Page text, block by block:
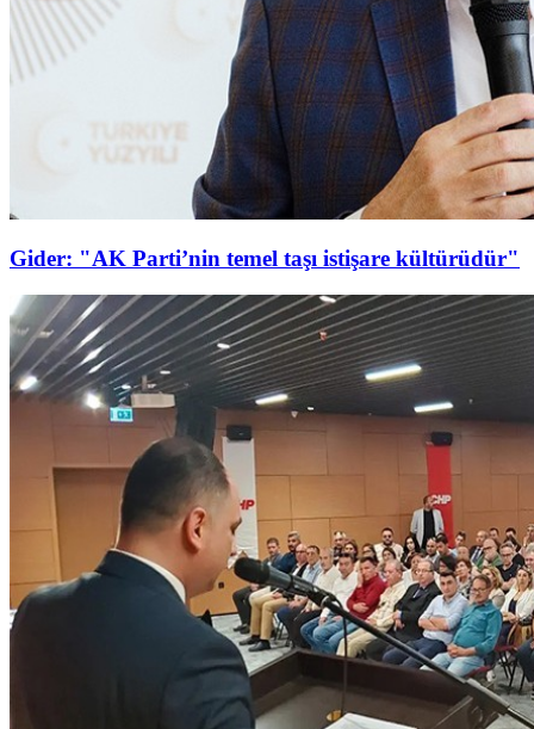
Gider: "AK Parti’nin temel taşı istişare kültürüdür"